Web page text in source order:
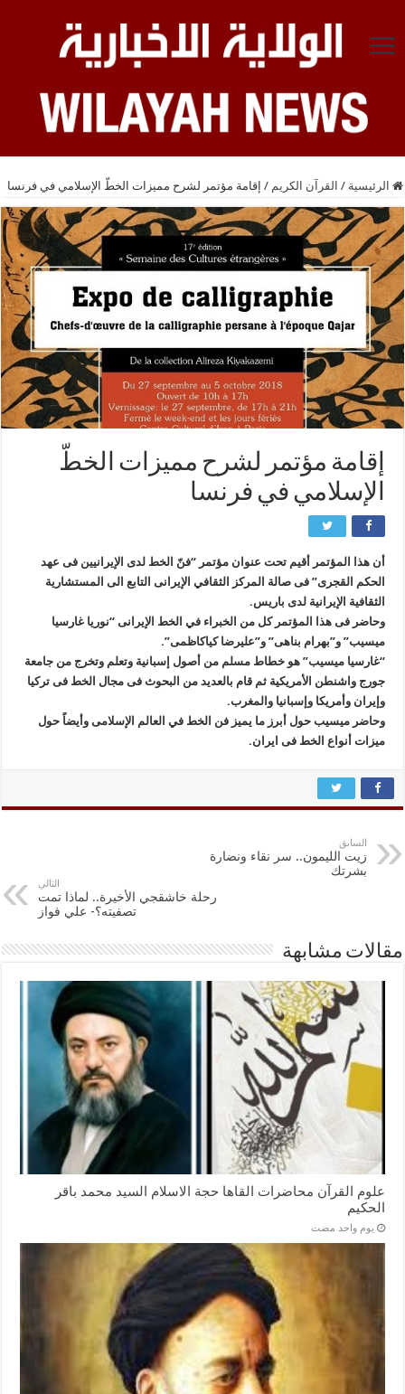
الرئيسية / القرآن الكريم / إقامة مؤتمر لشرح ممیزات الخطّ الإسلامي في فرنسا
إقامة مؤتمر لشرح ممیزات الخطّ
الإسلامي في فرنسا
أن هذا المؤتمر أقیم تحت عنوان مؤتمر “فنّ الخط لدی الإیرانیین فی عهد
الحکم القجری” فی صالة المركز الثقافي الإیرانی التابع الی المستشاریة
الثقافیة الإیرانیة لدی باریس.
وحاضر فی هذا المؤتمر کل من الخبراء في الخط الإیرانی “نوریا غارسیا
میسیب” و”بهرام بناهی” و”علیرضا کیاکاظمی”.
“غارسیا میسیب” هو خطاط مسلم من أصول إسبانیة وتعلم وتخرج من جامعة
جورج واشنطن الأمریکیة ثم قام بالعدید من البحوث فی مجال الخط فی ترکیا
وإیران وأمریکا وإسبانیا والمغرب.
وحاضر میسیب حول أبرز ما یمیز فن الخط في العالم الإسلامی وأیضاً حول
میزات أنواع الخط فی ایران.
السابق
زيت الليمون.. سر نقاء ونضارة
بشرتك
التالي
رحلة خاشقجي الأخيرة.. لماذا تمت
تصفيته؟- علي فواز
مقالات مشابهة
علوم القرآن محاضرات القاها حجة الاسلام السيد محمد باقر
الحكيم
‏يوم واحد مضت